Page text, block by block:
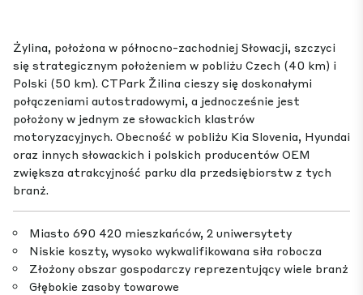
Żylina, położona w północno-zachodniej Słowacji, szczyci
się strategicznym położeniem w pobliżu Czech (40 km) i
Polski (50 km). CTPark Žilina cieszy się doskonałymi
połączeniami autostradowymi, a jednocześnie jest
położony w jednym ze słowackich klastrów
motoryzacyjnych. Obecność w pobliżu Kia Slovenia, Hyundai
oraz innych słowackich i polskich producentów OEM
zwiększa atrakcyjność parku dla przedsiębiorstw z tych
branż.
Miasto 690 420 mieszkańców, 2 uniwersytety
Niskie koszty, wysoko wykwalifikowana siła robocza
Złożony obszar gospodarczy reprezentujący wiele branż
Głębokie zasoby towarowe